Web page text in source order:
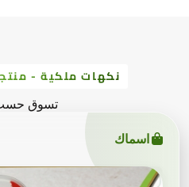
نكهات ملكية -
تسوق حسب
اسماك